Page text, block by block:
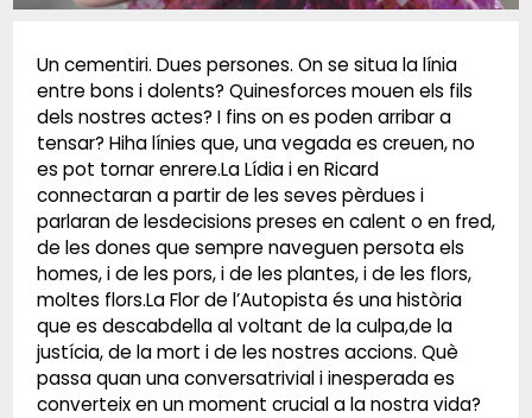
Un cementiri. Dues persones. On se situa la línia
entre bons i dolents? Quinesforces mouen els fils
dels nostres actes? I fins on es poden arribar a
tensar? Hiha línies que, una vegada es creuen, no
es pot tornar enrere.La Lídia i en Ricard
connectaran a partir de les seves pèrdues i
parlaran de lesdecisions preses en calent o en fred,
de les dones que sempre naveguen persota els
homes, i de les pors, i de les plantes, i de les flors,
moltes flors.La Flor de l’Autopista és una història
que es descabdella al voltant de la culpa,de la
justícia, de la mort i de les nostres accions. Què
passa quan una conversatrivial i inesperada es
converteix en un moment crucial a la nostra vida?